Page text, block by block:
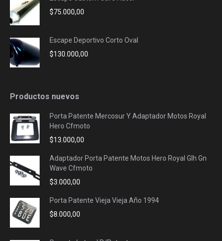
$75.000,00
Escape Deportivo Corto Oval
$130.000,00
Productos nuevos
Porta Patente Mercosur Y Adaptador Motos Royal
Hero Cfmoto
$13.000,00
Adaptador Porta Patente Motos Hero Royal Glh Gn
Wave Cfmoto
$3.000,00
Porta Patente Vieja Vieja Año 1994
$8.000,00